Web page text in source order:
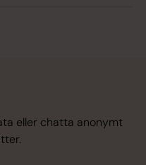
eller chatta anonymt